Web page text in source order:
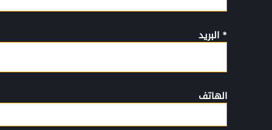
* البريد
الهاتف